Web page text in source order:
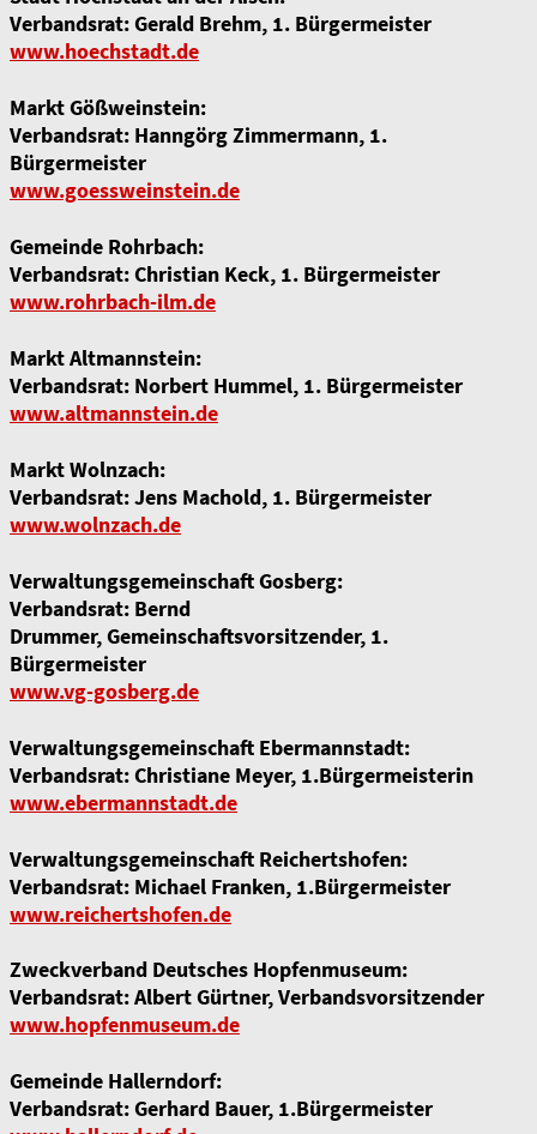
Verbandsrat: Gerald Brehm, 1. Bürgermeister
www.hoechstadt.de
Markt Gößweinstein:
Verbandsrat: Hanngörg Zimmermann, 1.
Bürgermeister
www.goessweinstein.de
Gemeinde Rohrbach:
Verbandsrat: Christian Keck, 1. Bürgermeister
www.rohrbach-ilm.de
Markt Altmannstein:
Verbandsrat: Norbert Hummel, 1. Bürgermeister
www.altmannstein.de
Markt Wolnzach:
Verbandsrat: Jens Machold, 1. Bürgermeister
www.wolnzach.de
Verwaltungsgemeinschaft Gosberg:
Verbandsrat: Bernd
Drummer, Gemeinschaftsvorsitzender, 1.
Bürgermeister
www.vg-gosberg.de
Verwaltungsgemeinschaft Ebermannstadt:
Verbandsrat: Christiane Meyer, 1.Bürgermeisterin
www.ebermannstadt.de
Verwaltungsgemeinschaft Reichertshofen:
Verbandsrat: Michael Franken, 1.Bürgermeister
www.reichertshofen.de
Zweckverband Deutsches Hopfenmuseum:
Verbandsrat: Albert Gürtner, Verbandsvorsitzender
www.hopfenmuseum.de
Gemeinde Hallerndorf:
Verbandsrat: Gerhard Bauer, 1.Bürgermeister